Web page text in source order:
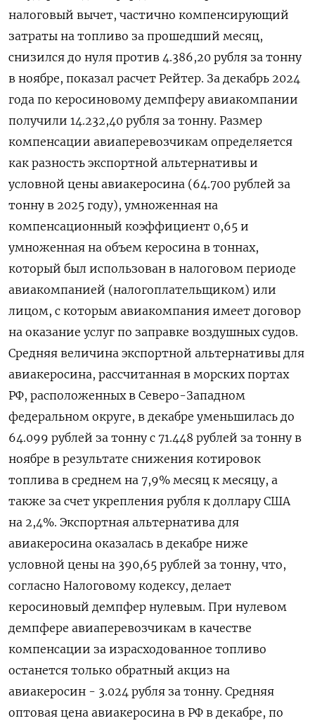
налоговый вычет, частично компенсирующий
затраты на топливо за прошедший месяц,
снизился до нуля против 4.386,20 рубля за тонну
в ноябре, показал расчет Рейтер. За декабрь 2024
года ⁠по керосиновому демпферу авиакомпании
получили 14.232,40 рубля за тонну. Размер
компенсации авиаперевозчикам определяется
как разность экспортной альтернативы и
условной цены авиакеросина (64.700 рублей за
тонну в 2025 году), умноженная на
компенсационный коэффициент 0,65 и
умноженная на ⁠объем керосина в тоннах,
который был использован в ​налоговом периоде
авиакомпанией (налогоплательщиком) или
лицом, с которым авиакомпания имеет ⁠договор
на оказание услуг по заправке воздушных судов.
Средняя величина экспортной альтернативы для
авиакеросина, рассчитанная в морских портах
РФ, расположенных в Северо-Западном
федеральном ⁠округе, в декабре уменьшилась до
64.099 рублей за тонну с 71.448 рублей за тонну в
ноябре в результате снижения ‌котировок
топлива в среднем на 7,9% месяц к месяцу, а
также за счет укрепления рубля к ‍доллару США
на 2,4%. Экспортная альтернатива для
авиакеросина оказалась в декабре ниже
условной цены на 390,65 рублей за ‌тонну, что,
согласно Налоговому кодексу, делает
керосиновый демпфер нулевым. При нулевом
демпфере авиаперевозчикам в качестве
компенсации за израсходованное топливо
останется ​только обратный акциз на
авиакеросин - 3.024 рубля за тонну. Средняя
оптовая цена авиакеросина в РФ в декабре, по